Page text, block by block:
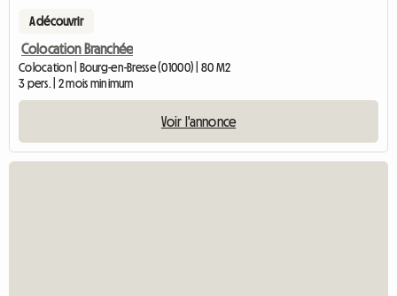
A découvrir
Colocation Branchée
Colocation | Bourg-en-Bresse (01000) | 80 M2
3 pers. | 2 mois minimum
Voir l'annonce